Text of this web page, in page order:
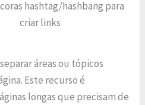
hashtag/hashbang para
criar links
áreas ou tópicos
Este recurso é
longas que precisam de